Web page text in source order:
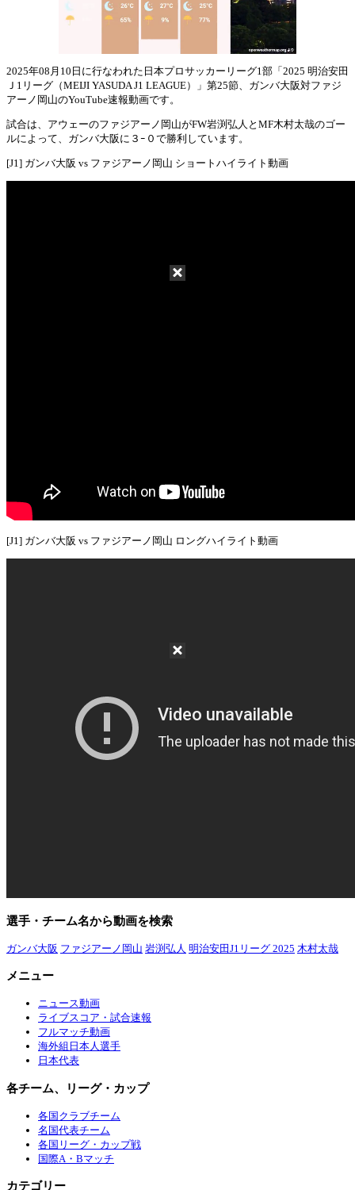
2025年08月10日に行なわれた日本プロサッカーリーグ1部「2025 明治安田
Ｊ1リーグ（MEIJI YASUDA J1 LEAGUE）」第25節、ガンバ大阪対ファジ
アーノ岡山のYouTube速報動画です。
試合は、アウェーのファジアーノ岡山がFW岩渕弘人とMF木村太哉のゴー
ルによって、ガンバ大阪に３ｰ０で勝利しています。
[J1] ガンバ大阪 vs ファジアーノ岡山 ショートハイライト動画
[J1] ガンバ大阪 vs ファジアーノ岡山 ロングハイライト動画
選手・チーム名から動画を検索
ガンバ大阪 ファジアーノ岡山 岩渕弘人 明治安田J1リーグ 2025 木村太哉
メニュー
ニュース動画
ライブスコア・試合速報
フルマッチ動画
海外組日本人選手
日本代表
各チーム、リーグ・カップ
各国クラブチーム
名国代表チーム
各国リーグ・カップ戦
国際A・Bマッチ
カテゴリー